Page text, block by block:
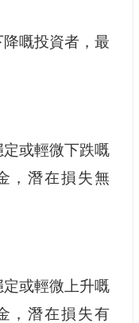
嘅投資者，最
或輕微下跌嘅
，潛在損失無
或輕微上升嘅
，潛在損失有